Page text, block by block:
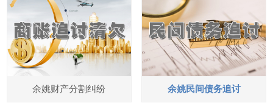
余姚财产分割纠纷 余姚民间债务追讨